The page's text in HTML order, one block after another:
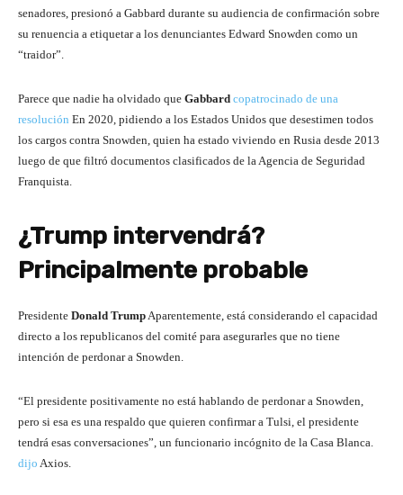
senadores, presionó a Gabbard durante su audiencia de confirmación sobre
su renuencia a etiquetar a los denunciantes Edward Snowden como un
“traidor”.
Parece que nadie ha olvidado que Gabbard copatrocinado de una
resolución En 2020, pidiendo a los Estados Unidos que desestimen todos
los cargos contra Snowden, quien ha estado viviendo en Rusia desde 2013
luego de que filtró documentos clasificados de la Agencia de Seguridad
Franquista.
¿Trump intervendrá?
Principalmente probable
Presidente Donald TrumpAparentemente, está considerando el capacidad
directo a los republicanos del comité para asegurarles que no tiene
intención de perdonar a Snowden.
“El presidente positivamente no está hablando de perdonar a Snowden,
pero si esa es una respaldo que quieren confirmar a Tulsi, el presidente
tendrá esas conversaciones”, un funcionario incógnito de la Casa Blanca.
dijo Axios.